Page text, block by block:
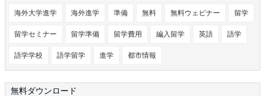
海外大学進学 海外進学 準備 無料 無料ウェビナー 留学
留学セミナー 留学準備 留学費用 編入留学 英語 語学
語学学校 語学留学 進学 都市情報
無料ダウンロード